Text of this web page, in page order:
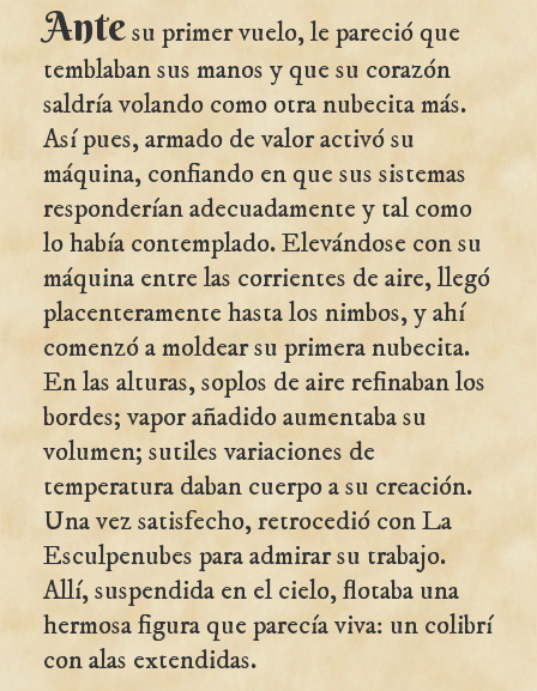
Antesu primer vuelo, le pareció que
temblaban sus manos y que su corazón
saldría volando como otra nubecita más.
Así pues, armado de valor activó su
máquina, confiando en que sus sistemas
responderían adecuadamente y tal como
lo había contemplado. Elevándose con su
máquina entre las corrientes de aire, llegó
placenteramente hasta los nimbos, y ahí
comenzó a moldear su primera nubecita.
En las alturas, soplos de aire refinaban los
bordes; vapor añadido aumentaba su
volumen; sutiles variaciones de
temperatura daban cuerpo a su creación.
Una vez satisfecho, retrocedió con La
Esculpenubes para admirar su trabajo.
Allí, suspendida en el cielo, flotaba una
hermosa figura que parecía viva: un colibrí
con alas extendidas.